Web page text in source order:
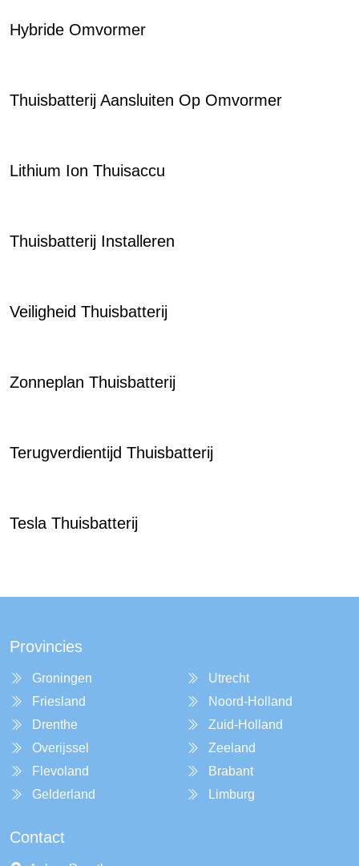
Hybride Omvormer
Thuisbatterij Aansluiten Op Omvormer
Lithium Ion Thuisaccu
Thuisbatterij Installeren
Veiligheid Thuisbatterij
Zonneplan Thuisbatterij
Terugverdientijd Thuisbatterij
Tesla Thuisbatterij
Provincies
Groningen
Friesland
Drenthe
Overijssel
Flevoland
Gelderland
Utrecht
Noord-Holland
Zuid-Holland
Zeeland
Brabant
Limburg
Contact